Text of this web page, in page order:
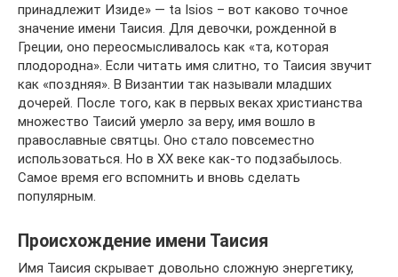
принадлежит Изиде» — ta Isios – вот каково точное
значение имени Таисия. Для девочки, рожденной в
Греции, оно переосмысливалось как «та, которая
плодородна». Если читать имя слитно, то Таисия звучит
как «поздняя». В Византии так называли младших
дочерей. После того, как в первых веках христианства
множество Таисий умерло за веру, имя вошло в
православные святцы. Оно стало повсеместно
использоваться. Но в ХХ веке как-то подзабылось.
Самое время его вспомнить и вновь сделать
популярным.
Происхождение имени Таисия
Имя Таисия скрывает довольно сложную энергетику,